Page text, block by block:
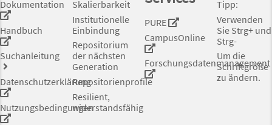
Dokumentation
Handbuch
Suchanleitung
Datenschutzerklärung
Nutzungsbedingungen
Skalierbarkeit
Institutionelle
Einbindung
Repositorium
der nächsten
Generation
Repositorienprofile
Resilient,
widerstandsfähig
PURE
CampusOnline
Forschungsdatenmanagement
Tipp:
Verwenden
Sie Strg+ und
Strg-
Um die
Schriftgröße
zu ändern.